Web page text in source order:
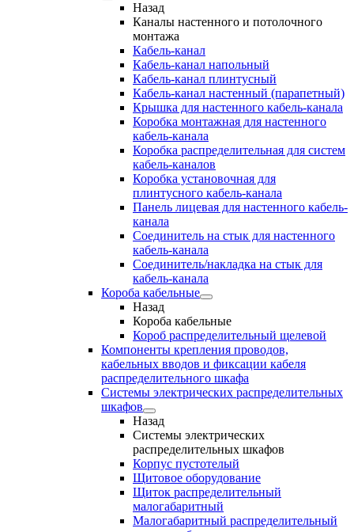
Назад
Каналы настенного и потолочного
монтажа
Кабель-канал
Кабель-канал напольный
Кабель-канал плинтусный
Кабель-канал настенный (парапетный)
Крышка для настенного кабель-канала
Коробка монтажная для настенного
кабель-канала
Коробка распределительная для систем
кабель-каналов
Коробка установочная для
плинтусного кабель-канала
Панель лицевая для настенного кабель-
канала
Соединитель на стык для настенного
кабель-канала
Соединитель/накладка на стык для
кабель-канала
Короба кабельные
Назад
Короба кабельные
Короб распределительный щелевой
Компоненты крепления проводов,
кабельных вводов и фиксации кабеля
распределительного шкафа
Системы электрических распределительных
шкафов
Назад
Системы электрических
распределительных шкафов
Корпус пустотелый
Щитовое оборудование
Щиток распределительный
малогабаритный
Малогабаритный распределительный